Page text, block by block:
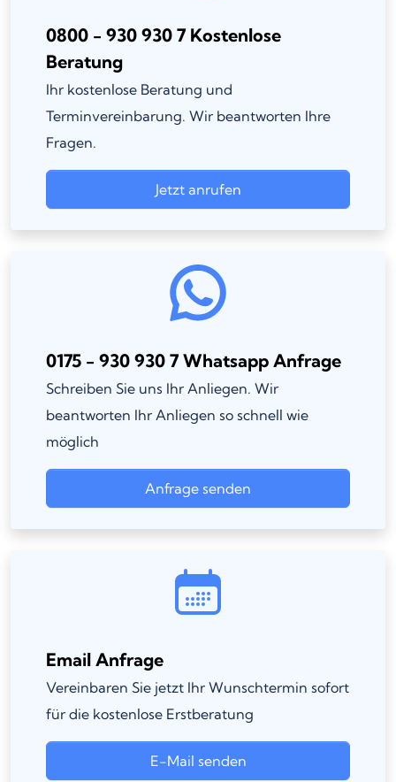
0800 - 930 930 7 Kostenlose
Beratung
Ihr kostenlose Beratung und
Terminvereinbarung. Wir beantworten Ihre
Fragen.
Jetzt anrufen
0175 - 930 930 7 Whatsapp Anfrage
Schreiben Sie uns Ihr Anliegen. Wir
beantworten Ihr Anliegen so schnell wie
möglich
Anfrage senden
Email Anfrage
Vereinbaren Sie jetzt Ihr Wunschtermin sofort
für die kostenlose Erstberatung
E-Mail senden